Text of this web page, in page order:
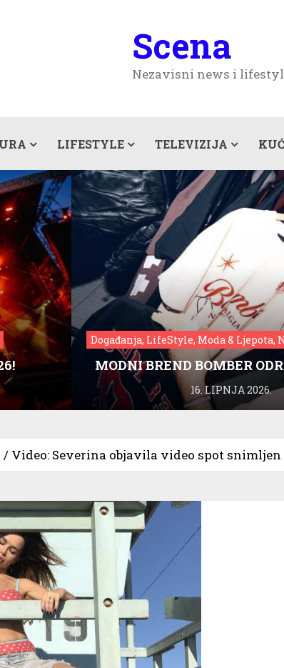
Scena
Nezavisni news i
LIFESTYLE TELEVIZIJA
Događanja, LifeStyle, Moda & Ljepota,
MODNI BREND BOMBER
16. LIPNJA 2026.
/ Video: Severina objavila video spot